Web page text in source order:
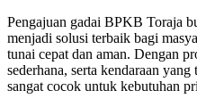
Pengajuan gadai BPKB Toraja
menjadi solusi terbaik bagi
tunai cepat dan aman. Dengan
sederhana, serta kendaraan
sangat cocok untuk kebutuhan